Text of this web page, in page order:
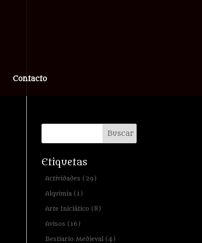
Contacto
Etiquetas
Actividades (29)
Alquimia (1)
Arte Iniciático (8)
Avisos (16)
Bestiario Medieval (4)